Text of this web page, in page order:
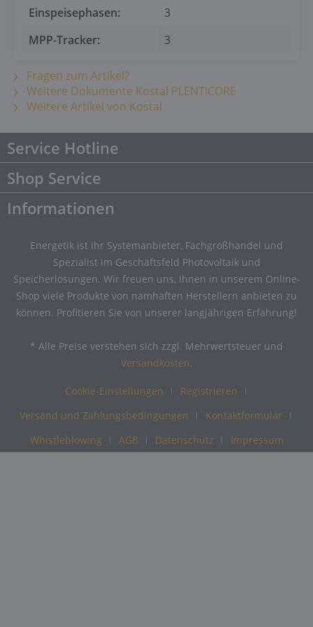
Einspeisephasen:
3
MPP-Tracker:
3
Fragen zum Artikel?
Weitere Dokumente Kostal PLENTICORE
Weitere Artikel von Kostal
Service Hotline
Shop Service
Informationen
Energetik ist Ihr Systemanbieter, Fachgroßhandel und
Spezialist im Geschäftsfeld Photovoltaik und
Speicherlösungen. Wir freuen uns, Ihnen in unserem Online-
Shop viele Produkte von namhaften Herstellern anbieten zu
können. Profitieren Sie von unserer langjährigen Erfahrung!
* Alle Preise verstehen sich zzgl. Mehrwertsteuer und
Versandkosten.
Cookie-Einstellungen
Registrieren
Versand und Zahlungsbedingungen
Kontaktformular
Whistleblowing
AGB Datenschutz Impressum